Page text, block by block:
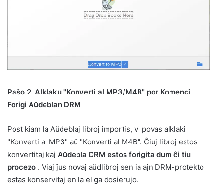
Paŝo 2. Alklaku "Konverti al MP3/M4B" por Komenci
Forigi Aŭdeblan DRM
Post kiam la Aŭdeblaj libroj importis, vi povas alklaki
"Konverti al MP3" aŭ "Konverti al M4B". Ĉiuj libroj estos
konvertitaj kaj Aŭdebla DRM estos forigita dum ĉi tiu
procezo . Viaj ĵus novaj aŭdlibroj sen ia ajn DRM-protekto
estas konservitaj en la eliga dosierujo.